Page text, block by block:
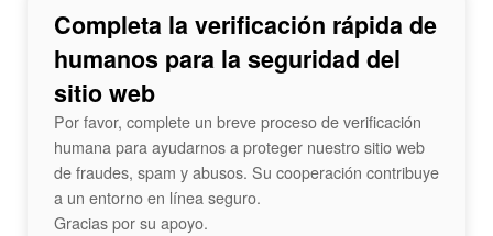
Completa la verificación rápida de
humanos para la seguridad del
sitio web
Por favor, complete un breve proceso de verificación
humana para ayudarnos a proteger nuestro sitio web
de fraudes, spam y abusos. Su cooperación contribuye
a un entorno en línea seguro.
Gracias por su apoyo.